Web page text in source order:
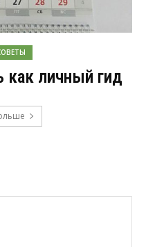
как личный гид